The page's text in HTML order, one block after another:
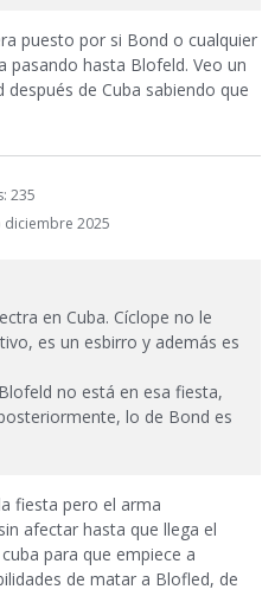
puesto por si Bond o cualquier
pasando hasta Blofeld. Veo un
de Cuba sabiendo que
235
2025
en Cuba. Cíclope no le
es un esbirro y además es
no está en esa fiesta,
lo de Bond es
fiesta pero el arma
afectar hasta que llega el
para que empiece a
de matar a Blofled, de